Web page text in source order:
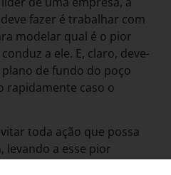
fazer é trabalhar com
modelar qual é o pior
a ele. E, claro, deve-
de fundo do poço
rapidamente caso o
toda ação que possa
levando a esse pior